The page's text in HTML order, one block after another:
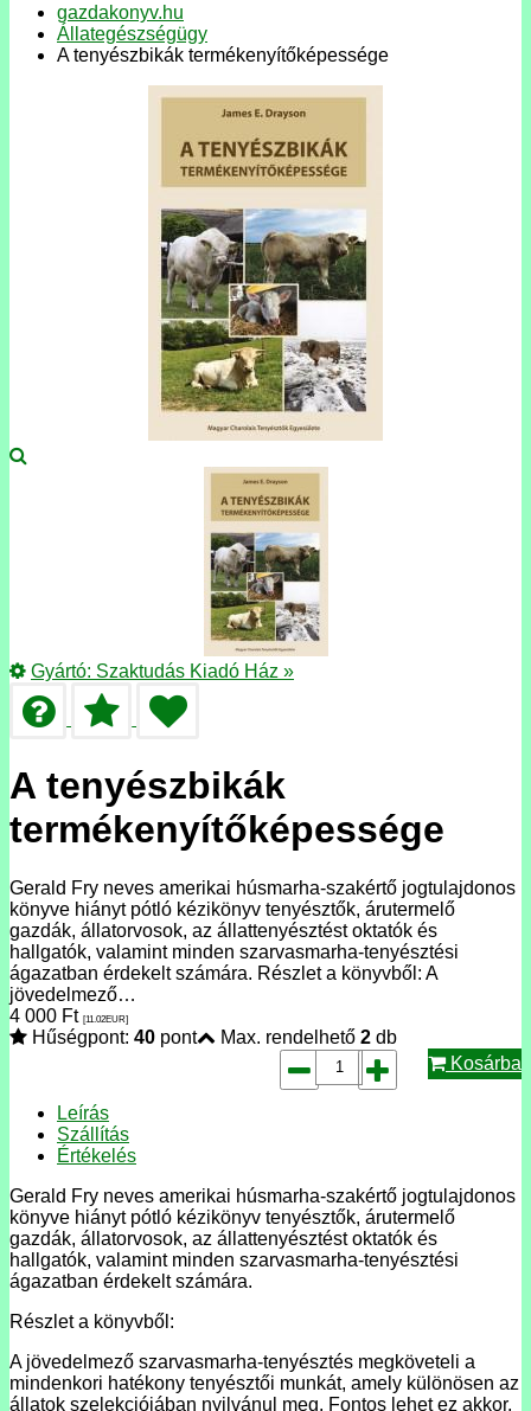
gazdakonyv.hu
Állategészségügy
A tenyészbikák termékenyítőképessége
Gyártó: Szaktudás Kiadó Ház »
A tenyészbikák
termékenyítőképessége
Gerald Fry neves amerikai húsmarha-szakértő jogtulajdonos
könyve hiányt pótló kézikönyv tenyésztők, árutermelő
gazdák, állatorvosok, az állattenyésztést oktatók és
hallgatók, valamint minden szarvasmarha-tenyésztési
ágazatban érdekelt számára. Részlet a könyvből: A
jövedelmező…
4 000 Ft [11.02EUR]
Hűségpont: 40 pont Max. rendelhető 2 db
Kosárba
Leírás
Szállítás
Értékelés
Gerald Fry neves amerikai húsmarha-szakértő jogtulajdonos
könyve hiányt pótló kézikönyv tenyésztők, árutermelő
gazdák, állatorvosok, az állattenyésztést oktatók és
hallgatók, valamint minden szarvasmarha-tenyésztési
ágazatban érdekelt számára.
Részlet a könyvből:
A jövedelmező szarvasmarha-tenyésztés megköveteli a
mindenkori hatékony tenyésztői munkát, amely különösen az
állatok szelekciójában nyilvánul meg. Fontos lehet ez akkor,